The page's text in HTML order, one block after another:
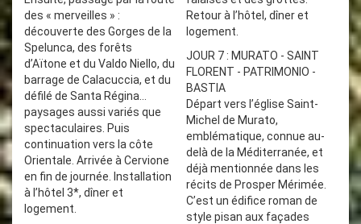
des « merveilles » :
découverte des Gorges de la
Spelunca, des forêts
d’Aïtone et du Valdo Niello, du
barrage de Calacuccia, et du
défilé de Santa Régina…
paysages aussi variés que
spectaculaires. Puis
continuation vers la côte
Orientale. Arrivée à Cervione
en fin de journée. Installation
à l’hôtel 3*, dîner et
logement.
Retour à l’hôtel, dîner et
logement.
JOUR 7 : MURATO - SAINT
FLORENT - PATRIMONIO -
BASTIA
Départ vers l’église Saint-
Michel de Murato,
emblématique, connue au-
delà de la Méditerranée, et
déjà mentionnée dans les
récits de Prosper Mérimée.
C’est un édifice roman de
style pisan aux façades